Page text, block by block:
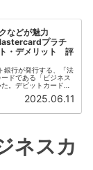
などが魅力
プラチ
・デメリット 評
銀行が発行する、「法
ドである「ビジネス
。デビットカードは
2025.06.11
ネスカ